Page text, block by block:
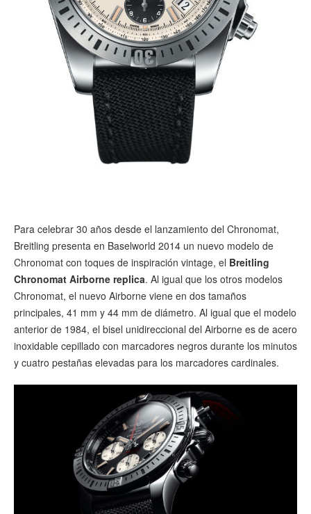
Para celebrar 30 años desde el lanzamiento del Chronomat,
Breitling presenta en Baselworld 2014 un nuevo modelo de
Chronomat con toques de inspiración vintage, el Breitling
Chronomat Airborne replica. Al igual que los otros modelos
Chronomat, el nuevo Airborne viene en dos tamaños
principales, 41 mm y 44 mm de diámetro. Al igual que el modelo
anterior de 1984, el bisel unidireccional del Airborne es de acero
inoxidable cepillado con marcadores negros durante los minutos
y cuatro pestañas elevadas para los marcadores cardinales.